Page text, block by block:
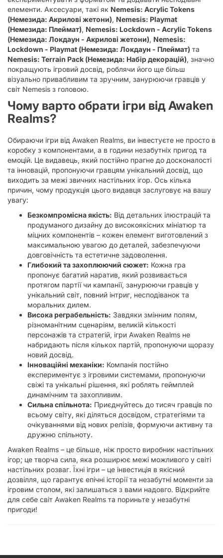
елементи. Аксесуари, такі як Nemesis: Acrylic Tokens
(Немезида: Акрилові жетони), Nemesis: Playmat
(Немезида: Плеймат), Nemesis: Lockdown - Acrylic Tokens
(Немезида: Локдаун - Акрилові жетони), Nemesis:
Lockdown - Playmat (Немезида: Локдаун - Плеймат) та
Nemesis: Terrain Pack (Немезида: Набір декорацій), значно
покращують ігровий досвід, роблячи його ще більш
візуально привабливим та зручним, занурюючи гравців у
світ Nemesis з головою.
Чому варто обрати ігри від Awaken
Realms?
Обираючи ігри від Awaken Realms, ви інвестуєте не просто в
коробку з компонентами, а в години незабутніх пригод та
емоцій. Це видавець, який постійно прагне до досконалості
та інновацій, пропонуючи гравцям унікальний досвід, що
виходить за межі звичних настільних ігор. Ось кілька
причин, чому продукція цього видавця заслуговує на вашу
увагу:
Безкомпромісна якість: Від детальних ілюстрацій та
продуманого дизайну до високоякісних мініатюр та
міцних компонентів – кожен елемент виготовлений з
максимальною увагою до деталей, забезпечуючи
довговічність та естетичне задоволення.
Глибокий та захоплюючий сюжет: Кожна гра
пропонує багатий наратив, який розвивається
протягом партії чи кампанії, занурюючи гравців у
унікальний світ, повний інтриг, несподіванок та
моральних дилем.
Висока реграбельність: Завдяки змінним полям,
різноманітним сценаріям, великій кількості
персонажів та стратегій, ігри Awaken Realms не
набридають після кількох партій, пропонуючи щоразу
новий досвід.
Інноваційні механіки: Компанія постійно
експериментує з ігровими системами, пропонуючи
свіжі та унікальні рішення, які роблять геймплей
динамічним та захопливим.
Сильна спільнота: Приєднуйтесь до тисяч гравців по
всьому світу, які діляться досвідом, стратегіями та
очікуваннями від нових релізів, формуючи активну та
дружню спільноту.
Awaken Realms – це більше, ніж просто виробник настільних
ігор; це творча сила, яка розширює межі можливого у світі
настільних розваг. Їхні ігри – це інвестиція в якісний
дозвілля, що гарантує епічні історії та незабутні моменти за
ігровим столом, які залишаться з вами надовго. Відкрийте
для себе світ Awaken Realms та пориньте у незабутні
пригоди!